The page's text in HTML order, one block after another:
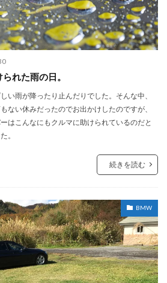
れた雨の日。
い雨が降ったり止んだりでした。そんな中、
ない休みだったのでお出かけしたのですが、
はこんなにもクルマに助けられているのだと
。
続きを読む
BMW